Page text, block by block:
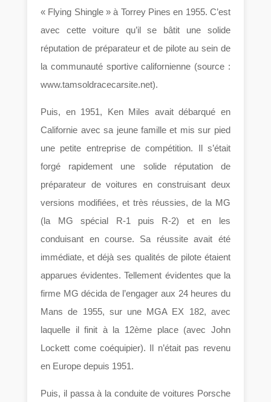
« Flying Shingle » à Torrey Pines en 1955. C’est
avec cette voiture qu’il se bâtit une solide
réputation de préparateur et de pilote au sein de
la communauté sportive californienne (source :
www.tamsoldracecarsite.net).
Puis, en 1951, Ken Miles avait débarqué en
Californie avec sa jeune famille et mis sur pied
une petite entreprise de compétition. Il s’était
forgé rapidement une solide réputation de
préparateur de voitures en construisant deux
versions modifiées, et très réussies, de la MG
(la MG spécial R-1 puis R-2) et en les
conduisant en course. Sa réussite avait été
immédiate, et déjà ses qualités de pilote étaient
apparues évidentes. Tellement évidentes que la
firme MG décida de l’engager aux 24 heures du
Mans de 1955, sur une MGA EX 182, avec
laquelle il finit à la 12ème place (avec John
Lockett come coéquipier). Il n’était pas revenu
en Europe depuis 1951.
Puis, il passa à la conduite de voitures Porsche